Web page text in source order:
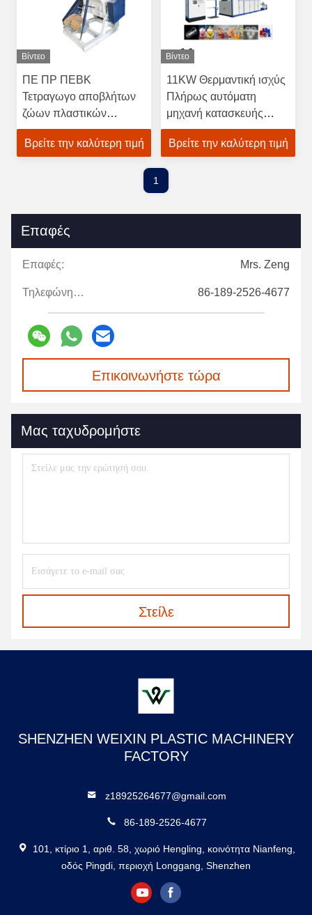
Βίντεο
ΠΕ ΠΡ ΠΕΒΚ
Τετραγωγο αποβλήτων
ζώων πλαστικών
Ανακύκλωση μηχανή
Στρίφτης 800 Σπαστική
Βρείτε την καλύτερη τιμή
Βίντεο
11KW Θερμαντική ισχύς
Πλήρως αυτόματη
μηχανή κατασκευής
πλαστικών φλιτζανιών
μιας χρήσης με δωρεάν
Βρείτε την καλύτερη τιμή
1
Επαφές
Επαφές: Mrs. Zeng
Τηλεφώνημα: 86-189-2526-4677
Επικοινωνήστε τώρα
Μας ταχυδρομήστε
Στείλε
SHENZHEN WEIXIN PLASTIC MACHINERY
FACTORY
z18925264677@gmail.com
86-189-2526-4677
101, κτίριο 1, αριθ. 58, χωριό Hengling, κοινότητα Nianfeng,
οδός Pingdi, περιοχή Longgang, Shenzhen